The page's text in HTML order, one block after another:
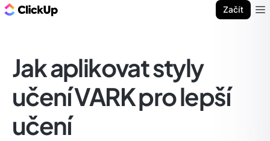
Začít
Jak aplikovat styly
učení VARK pro lepší
učení